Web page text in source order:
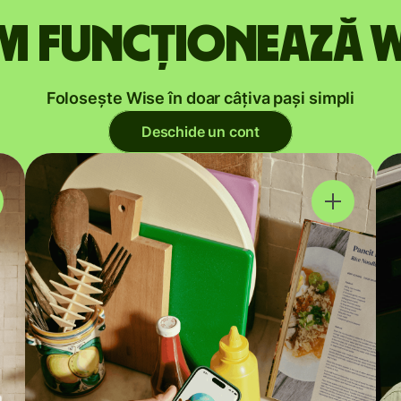
funcționează
Folosește Wise în doar câțiva pași simpli
Deschide un cont